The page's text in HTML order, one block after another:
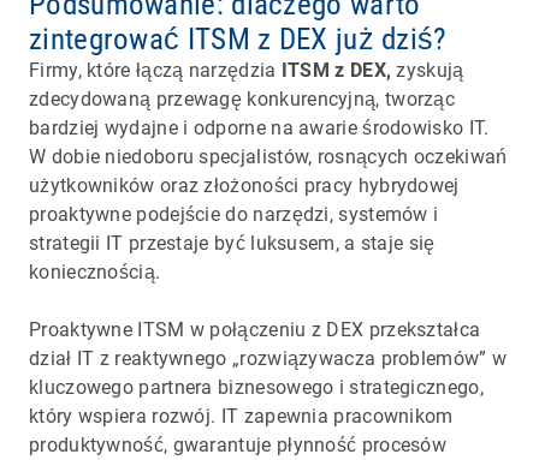
zintegrować ITSM z DEX już dziś?
Firmy, które łączą narzędzia ITSM z DEX, zyskują
zdecydowaną przewagę konkurencyjną, tworząc
bardziej wydajne i odporne na awarie środowisko IT.
W dobie niedoboru specjalistów, rosnących oczekiwań
użytkowników oraz złożoności pracy hybrydowej
proaktywne podejście do narzędzi, systemów i
strategii IT przestaje być luksusem, a staje się
koniecznością.
Proaktywne ITSM w połączeniu z DEX przekształca
dział IT z reaktywnego „rozwiązywacza problemów” w
kluczowego partnera biznesowego i strategicznego,
który wspiera rozwój. IT zapewnia pracownikom
produktywność, gwarantuje płynność procesów